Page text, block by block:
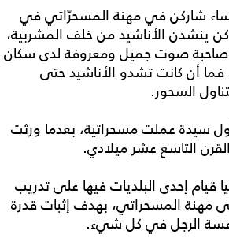
شاركن في مهنة المسحرّاتي في
ينشدن الأناشيد من خلف المشربية،
صاحبة صوت جميل ومعروفة لدى سكان
أن كانت تشدو الأناشيد حتى
السحور.
سيدة عملت مسحراتية، بعدما ورثت
التاسع عشر ميلادي.
قيام إحدى البلديات فيها على تدريب
مهنة المسحراتي، بهدف إثبات قدرة
الرجل في كل شيء.